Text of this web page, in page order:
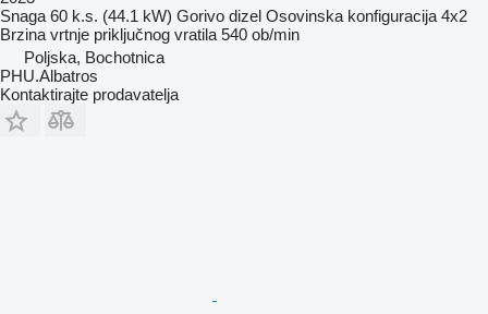
Snaga 60 k.s. (44.1 kW) Gorivo dizel Osovinska konfiguracija 4x2
Brzina vrtnje priključnog vratila 540 ob/min
Poljska, Bochotnica
PHU.Albatros
Kontaktirajte prodavatelja